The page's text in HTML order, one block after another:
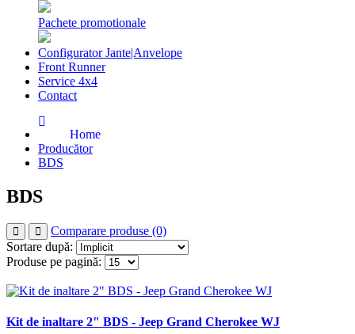
Pachete promotionale
Configurator Jante|Anvelope
Front Runner
Service 4x4
Contact
Home
Producător
BDS
BDS
Comparare produse (0)
Sortare după:
Produse pe pagină:
Kit de inaltare 2" BDS - Jeep Grand Cherokee WJ